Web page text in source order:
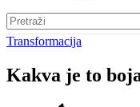
Transformacija
Kakva je to